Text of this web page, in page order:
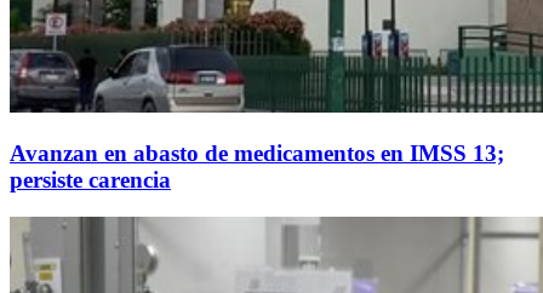
Avanzan en abasto de medicamentos en IMSS 13;
persiste carencia